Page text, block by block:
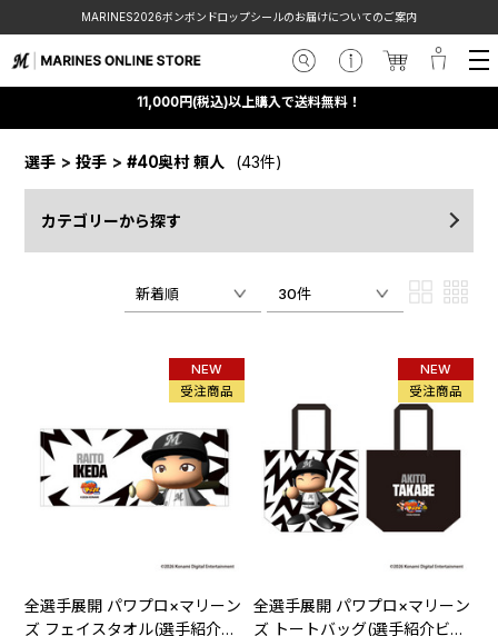
MARINES2026ボンボンドロップシールのお届けについてのご案内
11,000円(税込)以上購入で送料無料！
選手 >投手 >#40奥村 頼人 (43件)
カテゴリーから探す
新着順 30件
NEW
受注商品
全選手展開 パワプロ×マリーン
ズ フェイスタオル(選手紹介ビ
NEW
受注商品
全選手展開 パワプロ×マリーン
ズ トートバッグ(選手紹介ビジ